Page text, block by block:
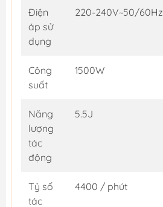
Điện
áp sử
dụng
220-240V~50/60Hz
Công
suất
1500W
Năng
lượng
tác
động
5.5J
Tỷ số
tác
4400 / phút